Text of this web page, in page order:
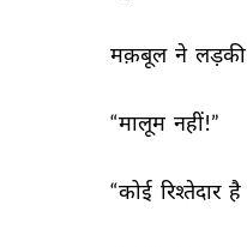
मक़बूल ने लड़की
“मालूम नहीं!”
“कोई रिश्तेदार है